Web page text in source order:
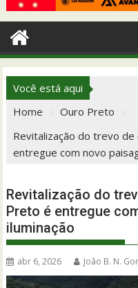
Você está aqui
Home
Ouro Preto
Revitalização do trevo
entregue com novo
Revitalização do
Preto é entregue
iluminação
abr 6, 2026 João B. N.